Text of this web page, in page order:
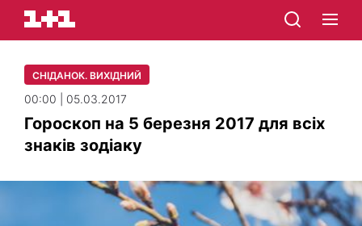
СНІДАНОК. ВИХІДНИЙ
00:00 | 05.03.2017
Гороскоп на 5 березня 2017 для всіх
знаків зодіаку